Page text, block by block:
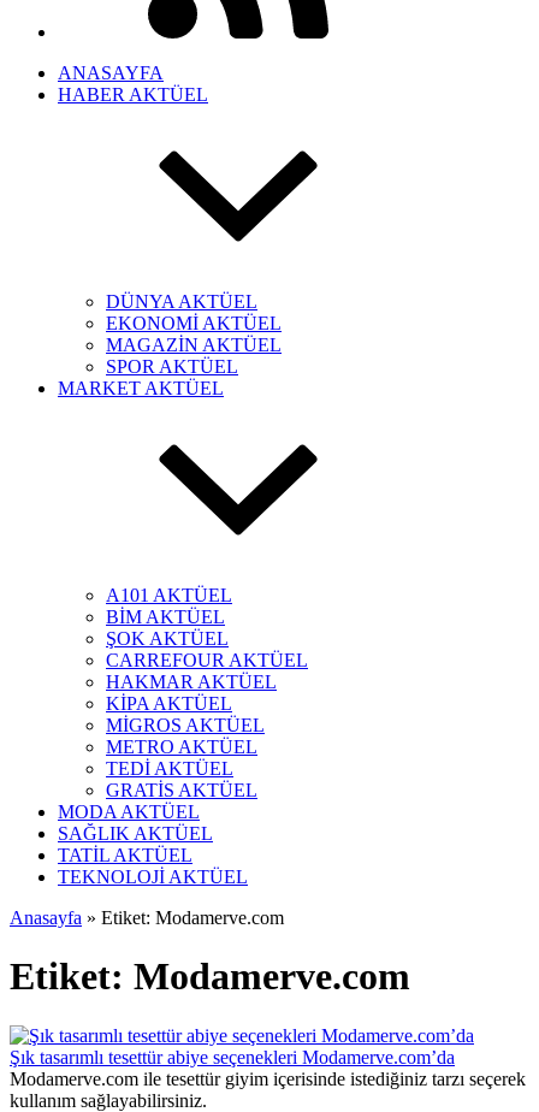
ANASAYFA
HABER AKTÜEL
DÜNYA AKTÜEL
EKONOMİ AKTÜEL
MAGAZİN AKTÜEL
SPOR AKTÜEL
MARKET AKTÜEL
A101 AKTÜEL
BİM AKTÜEL
ŞOK AKTÜEL
CARREFOUR AKTÜEL
HAKMAR AKTÜEL
KİPA AKTÜEL
MİGROS AKTÜEL
METRO AKTÜEL
TEDİ AKTÜEL
GRATİS AKTÜEL
MODA AKTÜEL
SAĞLIK AKTÜEL
TATİL AKTÜEL
TEKNOLOJİ AKTÜEL
Anasayfa » Etiket: Modamerve.com
Etiket: Modamerve.com
Şık tasarımlı tesettür abiye seçenekleri Modamerve.com’da
Modamerve.com ile tesettür giyim içerisinde istediğiniz tarzı seçerek
kullanım sağlayabilirsiniz.